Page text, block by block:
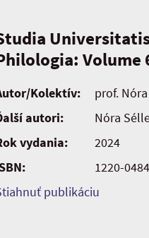
Volume
Kolektív:
prof.
autori:
Nóra
vydania:
2024
1220-
publikáciu